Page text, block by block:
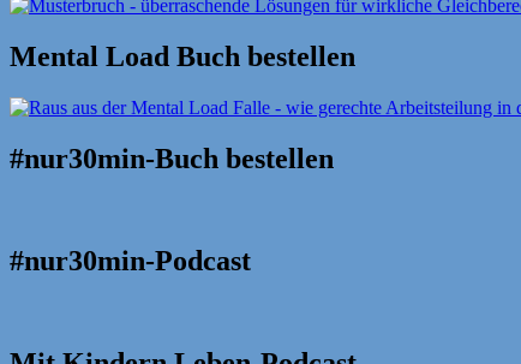
Mental Load Buch bestellen
#nur30min-Buch bestellen
#nur30min-Podcast